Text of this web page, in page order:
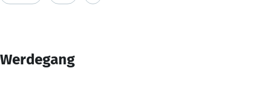
Werdegang